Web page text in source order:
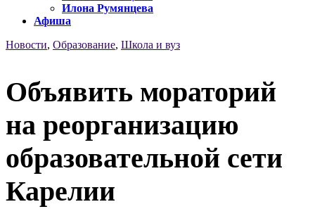
Илона Румянцева
Афиша
Новости, Образование, Школа и вуз
Объявить мораторий
на реорганизацию
образовательной сети
Карелии